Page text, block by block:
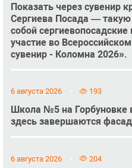
Показать через сувенир
Сергиева Посада — такую
собой
участие во
сувенир - Коломна 2026».
6 августа 2026 193
Школа №5 на Горбуновке
здесь завершаются
6 августа 2026 204